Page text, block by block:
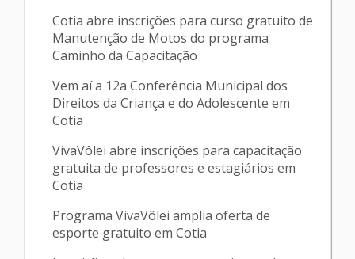
Cotia abre inscrições para curso gratuito de
Manutenção de Motos do programa
Caminho da Capacitação
Vem aí a 12a Conferência Municipal dos
Direitos da Criança e do Adolescente em
Cotia
VivaVôlei abre inscrições para capacitação
gratuita de professores e estagiários em
Cotia
Programa VivaVôlei amplia oferta de
esporte gratuito em Cotia